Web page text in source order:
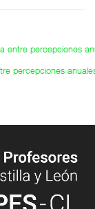
entre percepciones
percepciones